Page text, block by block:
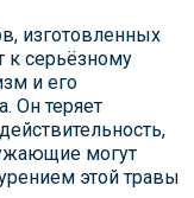
изготовленных
к серьёзному
и его
Он теряет
могут
этой травы